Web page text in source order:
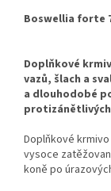
Boswellia forte
Doplňkové
vazů, šlach a
a dlouhodobé
Doplňkové
vysoce
koně po